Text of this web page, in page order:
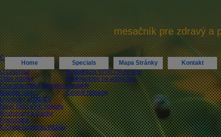
Home Specials Mapa Stránky Kontakt
mesačník pre zdravý a
Časopis Vitalita
O časopise
Stále rubriky
Charakteristika časopisu
Napíšte nám...
Úvodníky VITALITY
Nové čísla a ich obsahy
Rozhovory a články
Predplatné
Registrácia VITALITA on line
Prekvapenie na voľný čas
Kontakty
Cenník reklamy
E-Shop časopisu Vitalita